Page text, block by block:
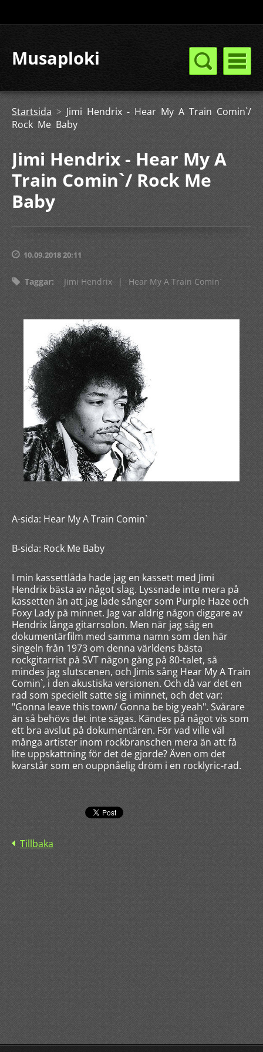
Musaploki
Startsida > Jimi Hendrix - Hear My A Train Comin`/
Rock Me Baby
Jimi Hendrix - Hear My A
Train Comin`/ Rock Me
Baby
10.09.2018 20:11
Taggar: Jimi Hendrix | Hear My A Train Comin`
A-sida: Hear My A Train Comin`
B-sida: Rock Me Baby
I min kassettlåda hade jag en kassett med Jimi
Hendrix bästa av något slag. Lyssnade inte mera på
kassetten än att jag lade sånger som Purple Haze och
Foxy Lady på minnet. Jag var aldrig någon diggare av
Hendrix långa gitarrsolon. Men när jag såg en
dokumentärfilm med samma namn som den här
singeln från 1973 om denna världens bästa
rockgitarrist på SVT någon gång på 80-talet, så
mindes jag slutscenen, och Jimis sång Hear My A Train
Comin`, i den akustiska versionen. Och då var det en
rad som speciellt satte sig i minnet, och det var:
"Gonna leave this town/ Gonna be big yeah". Svårare
än så behövs det inte sägas. Kändes på något vis som
ett bra avslut på dokumentären. För vad ville väl
många artister inom rockbranschen mera än att få
lite uppskattning för det de gjorde? Även om det
kvarstår som en ouppnåelig dröm i en rocklyric-rad.
Tillbaka